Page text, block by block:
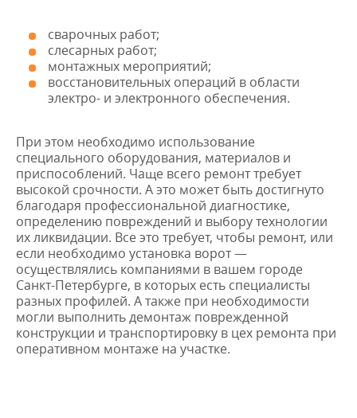
сварочных работ;
слесарных работ;
монтажных мероприятий;
восстановительных операций в области
электро- и электронного обеспечения.
При этом необходимо использование
специального оборудования, материалов и
приспособлений. Чаще всего ремонт требует
высокой срочности. А это может быть достигнуто
благодаря профессиональной диагностике,
определению повреждений и выбору технологии
их ликвидации. Все это требует, чтобы ремонт, или
если необходимо установка ворот —
осуществлялись компаниями в вашем городе
Санкт-Петербурге, в которых есть специалисты
разных профилей. А также при необходимости
могли выполнить демонтаж поврежденной
конструкции и транспортировку в цех ремонта при
оперативном монтаже на участке.